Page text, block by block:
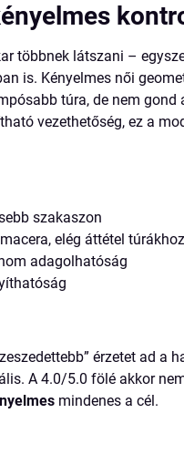
többnek látszani –
is. Kényelmes női
túra, de nem gond
vezethetőség, ez a
szakaszon
elég áttétel
adagolhatóság
érzetet ad a
A 4.0/5.0 fölé akkor
mindenes a cél.